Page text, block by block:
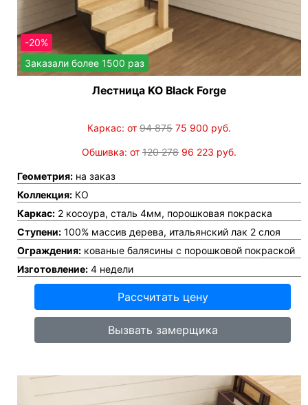
-20%
Заказали более 1500 раз
Лестница KO Black Forge
Каркас: от 94 875 75 900 руб.
Обшивка: от 120 278 96 223 руб.
Геометрия: на заказ
Коллекция: КО
Каркас: 2 косоура, сталь 4мм, порошковая покраска
Ступени: 100% массив дерева, итальянский лак 2 слоя
Ограждения: кованые балясины с порошковой покраской
Изготовление: 4 недели
Рассчитать цену
Вызвать замерщика